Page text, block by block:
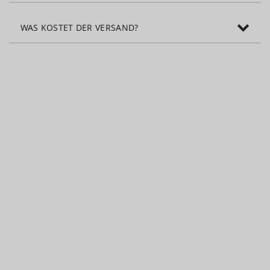
WAS KOSTET DER VERSAND?